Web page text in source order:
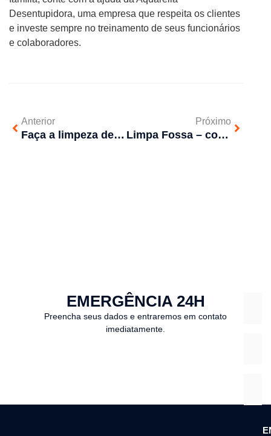
Desentupidora, uma empresa que respeita os clientes
e investe sempre no treinamento de seus funcionários
e colaboradores.
Anterior
Faça a limpeza de fossa na hora certa
Próximo
Limpa Fossa – como funciona esse sistema?
EMERGÊNCIA 24H
Preencha seus dados e entraremos em contato
imediatamente.